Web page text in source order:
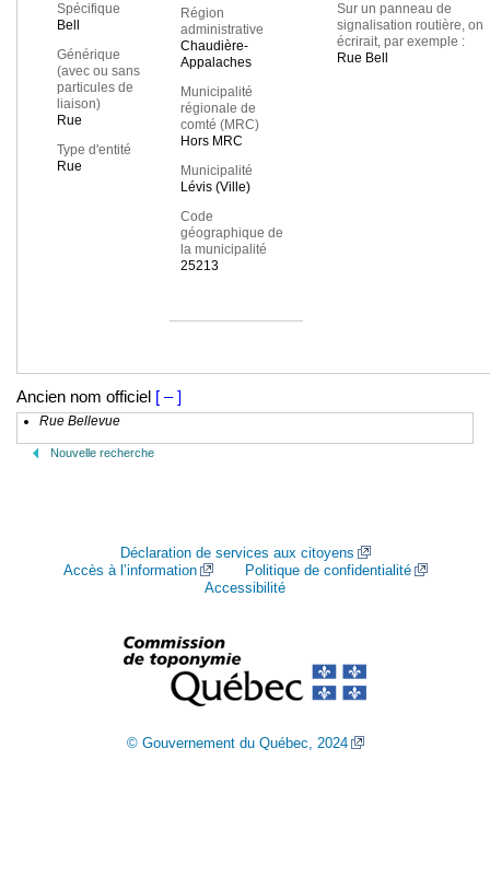
Spécifique
Bell
Générique
(avec ou sans
particules de
liaison)
Rue
Type d'entité
Rue
Région
administrative
Chaudière-
Appalaches
Municipalité
régionale de
comté (MRC)
Hors MRC
Municipalité
Lévis (Ville)
Code
géographique de
la municipalité
25213
Sur un panneau de
signalisation routière, on
écrirait, par exemple :
Rue Bell
Ancien nom officiel [ – ]
Rue Bellevue
Nouvelle recherche
Déclaration de services aux citoyens
Accès à l’information
Politique de confidentialité
Accessibilité
© Gouvernement du Québec, 2024